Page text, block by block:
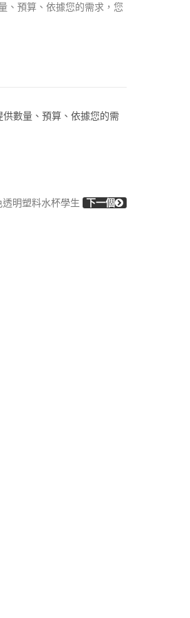
、預算、依據您的需求，您
數量、預算、依據您的需
透明塑料水杯學生 下一個